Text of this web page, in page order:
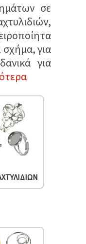
σε
σχήμα, για
για